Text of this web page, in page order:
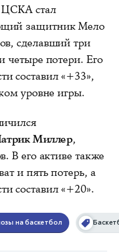
ЦСКА стал
защитник Мело
сделавший три
четыре потери. Его
составил «+33»,
уровне игры.
Миллер,
В его активе также
и пять потерь, а
составил «+20».
на баскетбол